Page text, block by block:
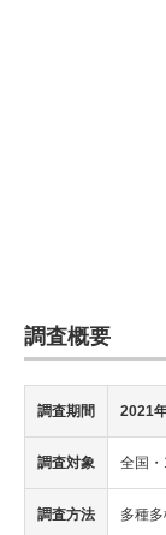
調査概要
調査期間 2021
調査対象 全国
調査方法 多種